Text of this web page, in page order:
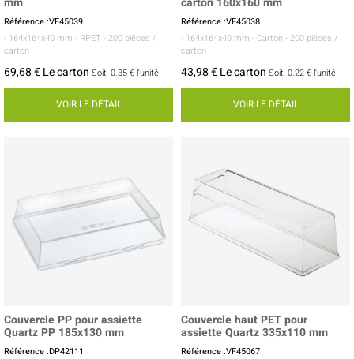
Référence :VF45039
- 164x164x40 mm - RPET - 200 pièces /
carton
69,68 € Le carton Soit 0.35 € l'unité
VOIR LE DÉTAIL
Référence :VF45038
- 164x164x40 mm - Carton - 200 pièces /
carton
43,98 € Le carton Soit 0.22 € l'unité
VOIR LE DÉTAIL
Couvercle PP pour assiette
Quartz PP 185x130 mm
Référence :DP42111
Couvercle haut PET pour
assiette Quartz 335x110 mm
Référence :VF45067